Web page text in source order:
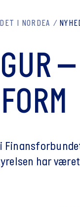
I NORDEA
har